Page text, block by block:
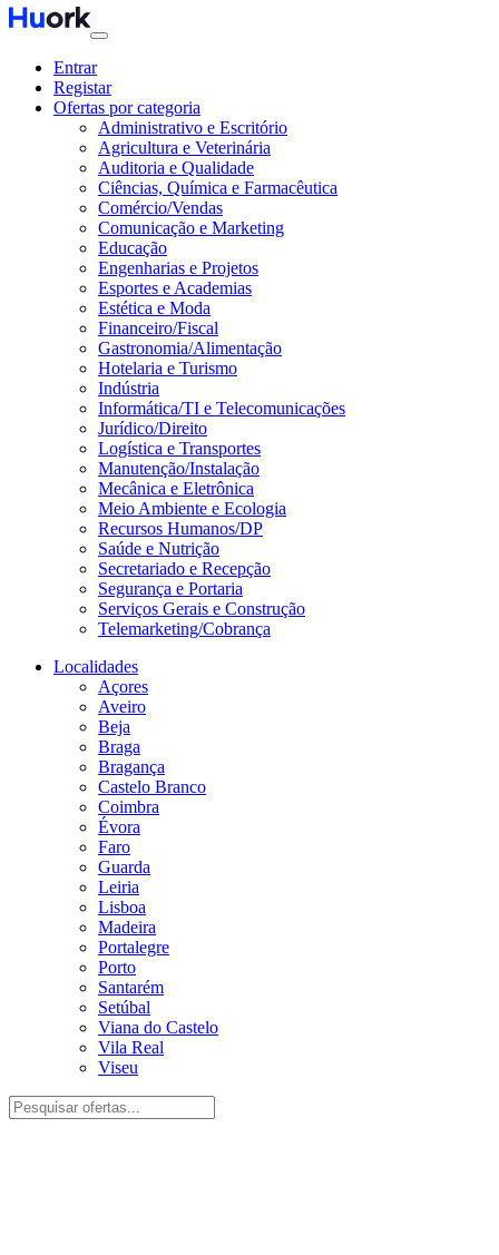
Entrar
Registar
Ofertas por categoria
Administrativo e Escritório
Agricultura e Veterinária
Auditoria e Qualidade
Ciências, Química e Farmacêutica
Comércio/Vendas
Comunicação e Marketing
Educação
Engenharias e Projetos
Esportes e Academias
Estética e Moda
Financeiro/Fiscal
Gastronomia/Alimentação
Hotelaria e Turismo
Indústria
Informática/TI e Telecomunicações
Jurídico/Direito
Logística e Transportes
Manutenção/Instalação
Mecânica e Eletrônica
Meio Ambiente e Ecologia
Recursos Humanos/DP
Saúde e Nutrição
Secretariado e Recepção
Segurança e Portaria
Serviços Gerais e Construção
Telemarketing/Cobrança
Localidades
Açores
Aveiro
Beja
Braga
Bragança
Castelo Branco
Coimbra
Évora
Faro
Guarda
Leiria
Lisboa
Madeira
Portalegre
Porto
Santarém
Setúbal
Viana do Castelo
Vila Real
Viseu